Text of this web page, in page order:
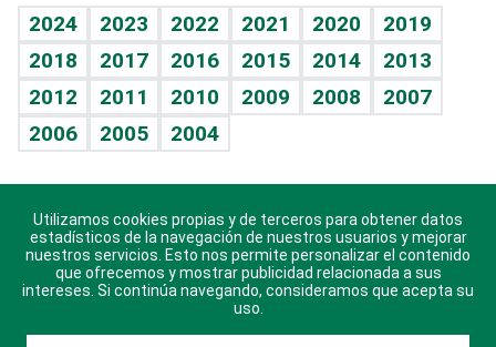
Vida y familia
Eñe
Celebrando la vida
Sin complejos
En pocas palabras
Escuchando al corazón
Economía Personal
TBT Deportivo
Guía del dinero
Horóscopos
Crucigramas
2024 2023 2022 2021 2020
2019
2018
2017 2016 2015 2014
2013
2012
2011 2010 2009 2008
2007
2006
2005 2004
Descarga nuestras aplicaciones para Android, iOS y
sistema Huawei.
Utilizamos cookies propias y de terceros para obtener datos
estadísticos de la navegación de nuestros usuarios y mejorar
nuestros servicios. Esto nos permite personalizar el contenido
que ofrecemos y mostrar publicidad relacionada a sus
intereses. Si continúa navegando, consideramos que acepta su
uso.